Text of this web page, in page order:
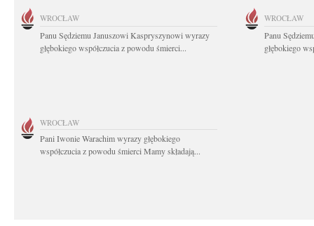
WROCŁAW
Panu Sędziemu Januszowi Kaspryszynowi wyrazy
głębokiego współczucia z powodu śmierci...
WROCŁAW
Panu
głębokiego
WROCŁAW
Pani Iwonie Warachim wyrazy głębokiego
współczucia z powodu śmierci Mamy składają...